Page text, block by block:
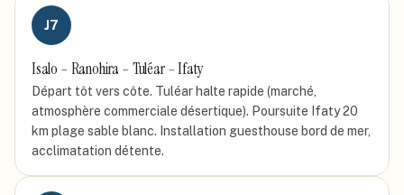
J7
Isalo – Ranohira – Tuléar – Ifaty
Départ tôt vers côte. Tuléar halte rapide (marché,
atmosphère commerciale désertique). Poursuite Ifaty 20
km plage sable blanc. Installation guesthouse bord de mer,
acclimatation détente.